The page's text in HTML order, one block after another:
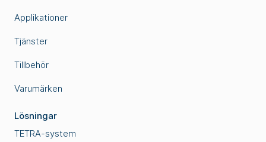
Applikationer
Tjänster
Tillbehör
Varumärken
Lösningar
TETRA-system